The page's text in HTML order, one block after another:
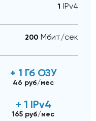
IPv4
Mбит/сек
+ 1 Гб ОЗУ
46 руб/мес
+ 1 IPv4
165 руб/мес